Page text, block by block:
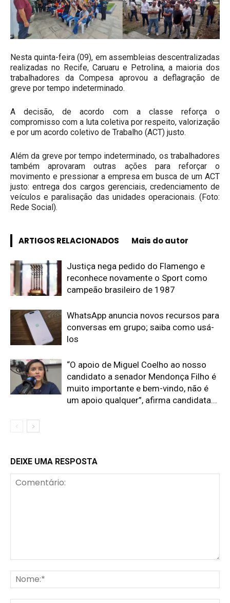
Nesta quinta-feira (09), em assembleias descentralizadas
realizadas no Recife, Caruaru e Petrolina, a maioria dos
trabalhadores da Compesa aprovou a deflagração de
greve por tempo indeterminado.
A decisão, de acordo com a classe reforça o
compromisso com a luta coletiva por respeito, valorização
e por um acordo coletivo de Trabalho (ACT) justo.
Além da greve por tempo indeterminado, os trabalhadores
também aprovaram outras ações para reforçar o
movimento e pressionar a empresa em busca de um ACT
justo: entrega dos cargos gerenciais, credenciamento de
veículos e paralisação das unidades operacionais. (Foto:
Rede Social).
ARTIGOS RELACIONADOS Mais do autor
Justiça nega pedido do Flamengo e
reconhece novamente o Sport como
campeão brasileiro de 1987
WhatsApp anuncia novos recursos para
conversas em grupo; saiba como usá-
los
“O apoio de Miguel Coelho ao nosso
candidato a senador Mendonça Filho é
muito importante e bem-vindo, não é
um apoio qualquer”, afirma candidata...
DEIXE UMA RESPOSTA